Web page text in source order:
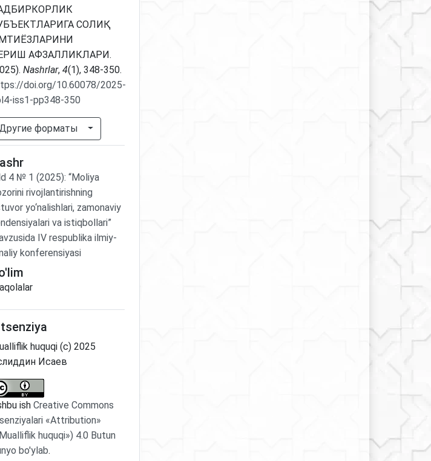
СОЛИҚ
АФЗАЛЛИКЛАРИ.
Nashrlar, 4(1), 348-350.
doi.org/10.60078/2025-
iss1-pp348-350
форматы
4№ 1 (2025): “Moliya
rivojlantirishning
yo‘nalishlari, zamonaviy
va istiqbollari”
IV respublika ilmiy-
konferensiyasi
huquqi (c) 2025
Исаев
ish Creative Commons
«Attribution»
huquqi») 4.0 Butun
bo'ylab.